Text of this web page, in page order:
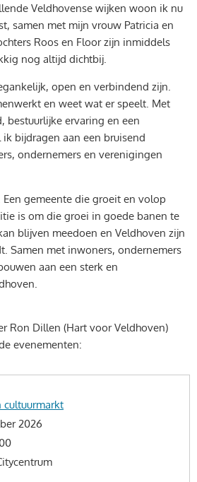
Veldhovense wijken woon ik nu
samen met mijn vrouw Patricia en
Roos en Floor zijn inmiddels
nog altijd dichtbij.
open en verbindend zijn.
en weet wat er speelt. Met
bestuurlijke ervaring en een
bijdragen aan een bruisend
ondernemers en verenigingen
gemeente die groeit en volop
is om die groei in goede banen te
blijven meedoen en Veldhoven zijn
Samen met inwoners, ondernemers
aan een sterk en
Ron Dillen (Hart voor Veldhoven)
evenementen:
cultuurmarkt
2026